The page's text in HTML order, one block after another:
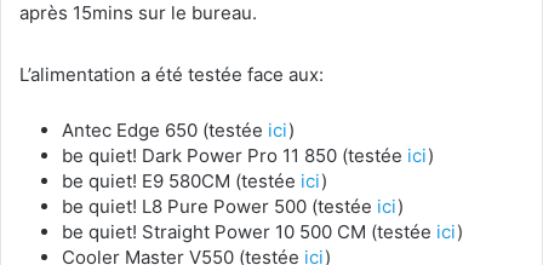
après 15mins sur le bureau.
L’alimentation a été testée face aux:
Antec Edge 650 (testée ici)
be quiet! Dark Power Pro 11 850 (testée ici)
be quiet! E9 580CM (testée ici)
be quiet! L8 Pure Power 500 (testée ici)
be quiet! Straight Power 10 500 CM (testée ici)
Cooler Master V550 (testée ici)